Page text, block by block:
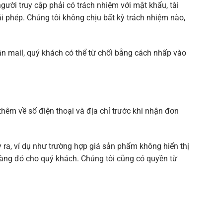
truy cập phải có trách nhiệm với mật khẩu, tài
Chúng tôi không chịu bất kỳ trách nhiệm nào,
mail, quý khách có thể từ chối bằng cách nhấp vào
về số điện thoại và địa chỉ trước khi nhận đơn
ví dụ như trường hợp giá sản phẩm không hiển thị
đó cho quý khách. Chúng tôi cũng có quyền từ